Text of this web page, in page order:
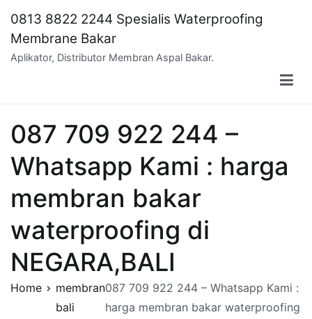
content
0813 8822 2244 Spesialis Waterproofing
Membrane Bakar
Aplikator, Distributor Membran Aspal Bakar.
087 709 922 244 –
Whatsapp Kami : harga
membran bakar
waterproofing di
NEGARA,BALI
Home
membran
bali
087 709 922 244 – Whatsapp Kami :
harga membran bakar waterproofing